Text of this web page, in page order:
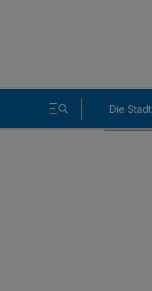
Die Stadt